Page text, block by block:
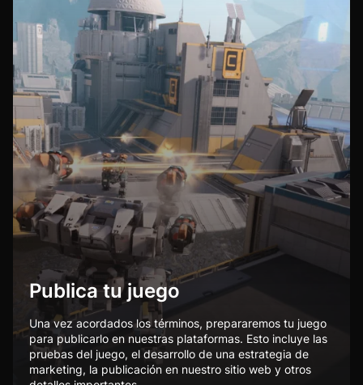
Publica tu juego
Una vez acordados los términos, prepararemos tu juego
para publicarlo en nuestras plataformas. Esto incluye las
pruebas del juego, el desarrollo de una estrategia de
marketing, la publicación en nuestro sitio web y otros